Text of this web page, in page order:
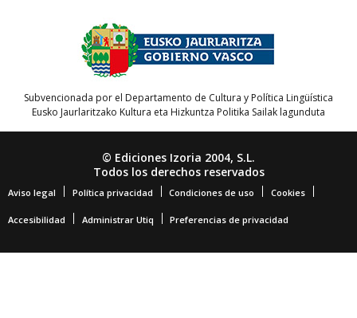
Subvencionada por el Departamento de Cultura y Política Lingüística
Eusko Jaurlaritzako Kultura eta Hizkuntza Politika Sailak lagunduta
© Ediciones Izoria 2004, S.L.
Todos los derechos reservados
Aviso legal Política privacidad Condiciones de uso Cookies
Accesibilidad Administrar Utiq Preferencias de privacidad